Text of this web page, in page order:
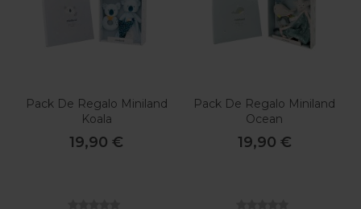
Pack De Regalo Miniland
Koala
19,90 €
Pack De Regalo Miniland
Ocean
19,90 €